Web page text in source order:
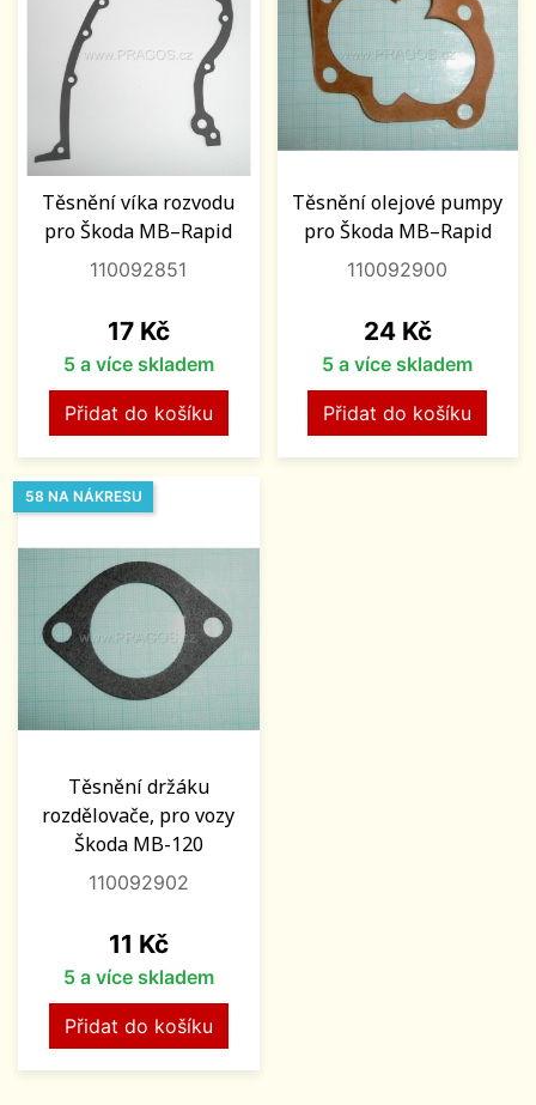
Těsnění víka rozvodu
pro Škoda MB–Rapid
110092851
Cena
17 Kč
5 a více skladem
Přidat do košíku
Těsnění olejové pumpy
pro Škoda MB–Rapid
110092900
Cena
24 Kč
5 a více skladem
Přidat do košíku
Těsnění držáku
rozdělovače, pro vozy
Škoda MB-120
110092902
Cena
11 Kč
5 a více skladem
Přidat do košíku
58 NA NÁKRESU